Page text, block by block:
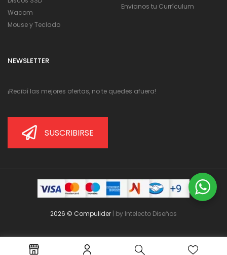
Wacom
Mouse y Teclado
Envianos tu Currículum
NEWSLETTER
¡Recibí las mejores ofertas, no te quedes afuera!
SUSCRIBIRSE
2026 © Compulider | by Intelecto Diseños